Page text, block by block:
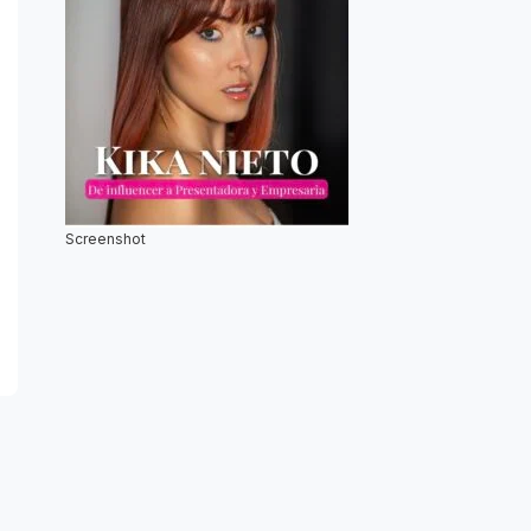
Screenshot